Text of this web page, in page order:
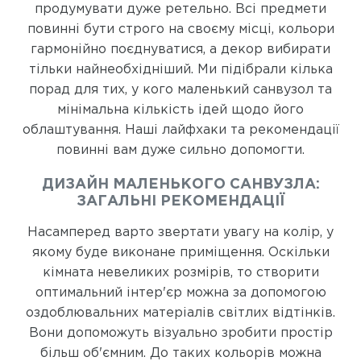
продумувати дуже ретельно. Всі предмети
повинні бути строго на своєму місці, кольори
гармонійно поєднуватися, а декор вибирати
тільки найнеобхідніший. Ми підібрали кілька
порад для тих, у кого маленький санвузол та
мінімальна кількість ідей щодо його
облаштування. Наші лайфхаки та рекомендації
повинні вам дуже сильно допомогти.
ДИЗАЙН МАЛЕНЬКОГО САНВУЗЛА:
ЗАГАЛЬНІ РЕКОМЕНДАЦІЇ
Насамперед варто звертати увагу на колір, у
якому буде виконане приміщення. Оскільки
кімната невеликих розмірів, то створити
оптимальний інтер'єр можна за допомогою
оздоблювальних матеріалів світлих відтінків.
Вони допоможуть візуально зробити простір
більш об'ємним. До таких кольорів можна